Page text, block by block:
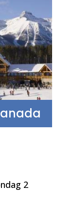
2